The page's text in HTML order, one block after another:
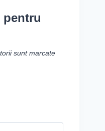
pentru
sunt marcate